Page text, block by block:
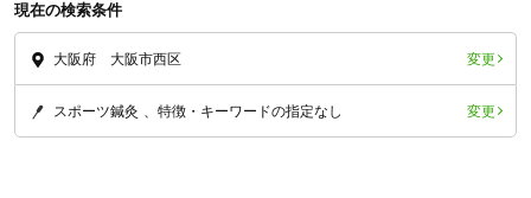
現在の検索条件
大阪府 大阪市西区 変更
スポーツ鍼灸 特徴・キーワードの指定なし 変更